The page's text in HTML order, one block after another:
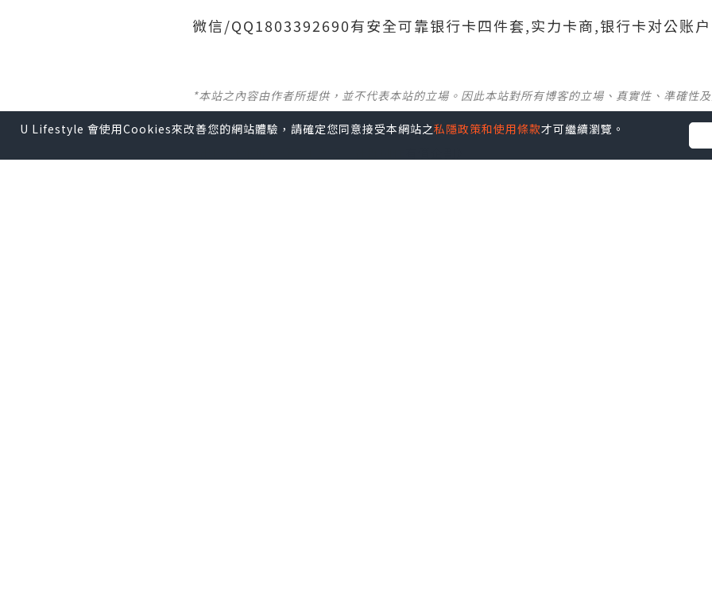
微信/QQ1803392690有安全可靠银行卡四件套,实力卡商,银行卡对公账户
*本站之內容由作者所提供，並不代表本站的立場。因此本站對所有博客的立場、真實性、準確性
【 U Creator 招募 】
U Lifestyle 會使用Cookies來改善您的網站體驗，請確定您同意接受本網站之私隱政策和使用條款才可繼續瀏覽。